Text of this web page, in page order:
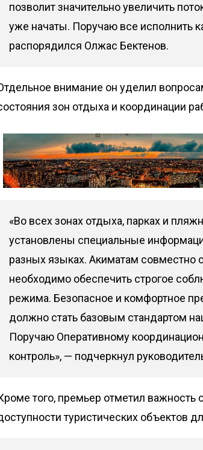
позволит значительно увеличить
уже начаты. Поручаю все исполнить
распорядился Олжас Бектенов.
внимание он уделил
зон отдыха и координации
«Во всех зонах отдыха, парках и
установлены специальные
разных языках. Акиматам совместно
необходимо обеспечить строгое
режима. Безопасное и комфортное
должно стать базовым стандартом
Поручаю Оперативному
контроль», — подчеркнул
того, премьер отметил важность
туристических объектов